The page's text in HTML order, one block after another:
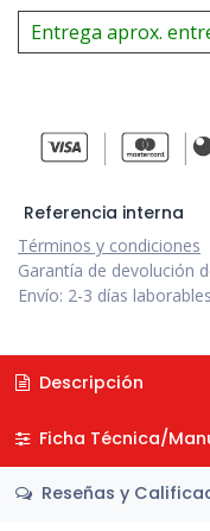
Entrega aprox.
Referencia interna
Términos y condiciones
Garantía de devolución
Envío: 2-3 días laborables
Descripción
Ficha Técnica/
Reseñas y